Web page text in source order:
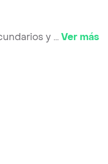
y ...Ver más